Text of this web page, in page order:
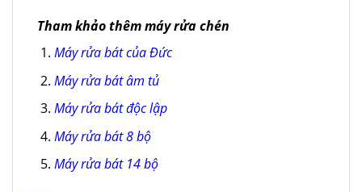
Tham khảo thêm máy rửa chén
Máy rửa bát của Đức
Máy rửa bát âm tủ
Máy rửa bát độc lập
Máy rửa bát 8 bộ
Máy rửa bát 14 bộ